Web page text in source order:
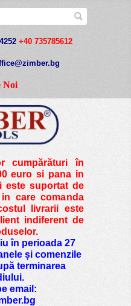
+40 735785612
Noi
cumpărături în
euro si pana in
este suportat de
care comanda
livrarii este
indiferent de
în perioada 27
și comenzile
terminarea
email: